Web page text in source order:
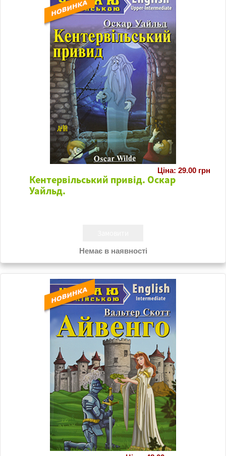
Кентервільський привід. Оскар
Уайльд.
Ціна: 29.00 грн
Немає в наявності